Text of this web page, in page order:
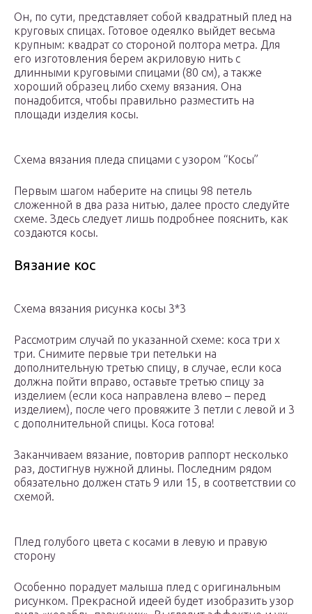
Он, по сути, представляет собой квадратный плед на
круговых спицах. Готовое одеялко выйдет весьма
крупным: квадрат со стороной полтора метра. Для
его изготовления берем акриловую нить с
длинными круговыми спицами (80 см), а также
хороший образец либо схему вязания. Она
понадобится, чтобы правильно разместить на
площади изделия косы.
Схема вязания пледа спицами с узором “Косы”
Первым шагом наберите на спицы 98 петель
сложенной в два раза нитью, далее просто следуйте
схеме. Здесь следует лишь подробнее пояснить, как
создаются косы.
Вязание кос
Схема вязания рисунка косы 3*3
Рассмотрим случай по указанной схеме: коса три х
три. Снимите первые три петельки на
дополнительную третью спицу, в случае, если коса
должна пойти вправо, оставьте третью спицу за
изделием (если коса направлена влево – перед
изделием), после чего провяжите 3 петли с левой и 3
с дополнительной спицы. Коса готова!
Заканчиваем вязание, повторив раппорт несколько
раз, достигнув нужной длины. Последним рядом
обязательно должен стать 9 или 15, в соответствии со
схемой.
Плед голубого цвета с косами в левую и правую
сторону
Особенно порадует малыша плед с оригинальным
рисунком. Прекрасной идеей будет изобразить узор